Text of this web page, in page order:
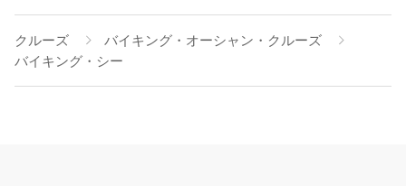
クルーズ
バイキング・オーシャン・クルーズ
バイキング・シー